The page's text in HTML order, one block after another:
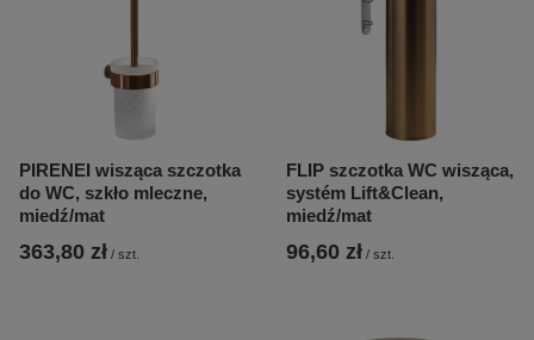
PIRENEI wisząca szczotka
do WC, szkło mleczne,
miedź/mat
363,80 zł / szt.
FLIP szczotka WC wisząca,
systém Lift&Clean,
miedź/mat
96,60 zł / szt.